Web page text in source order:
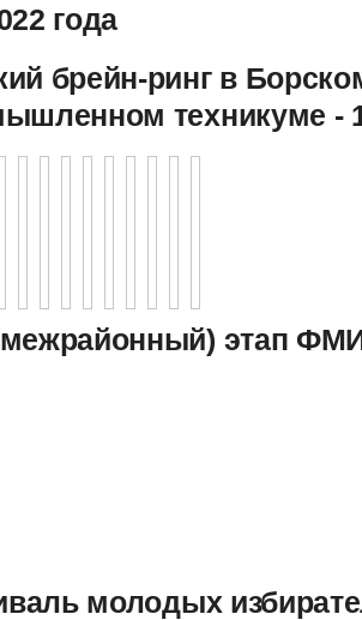
года
брейн-ринг в
техникуме -
этап
молодых